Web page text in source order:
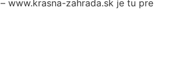
– www.krasna-zahrada.sk je tu pre